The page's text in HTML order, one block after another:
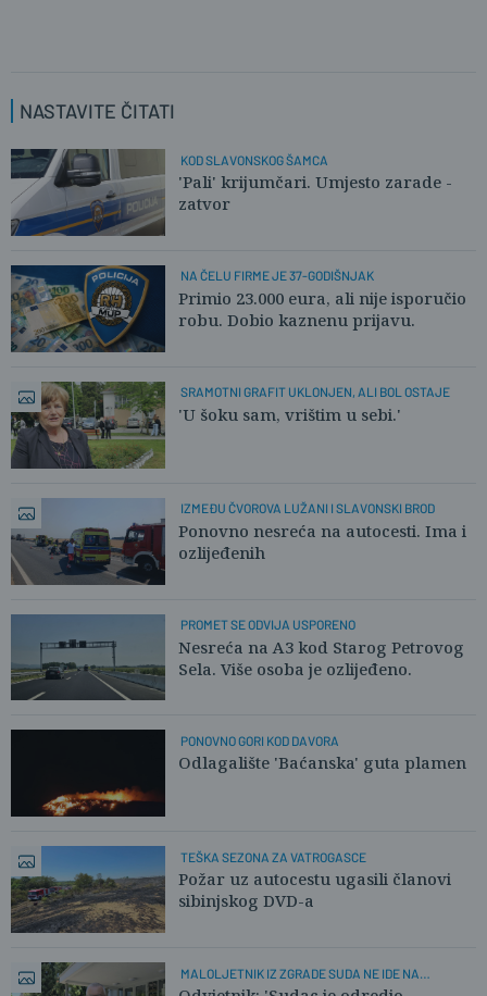
NASTAVITE ČITATI
KOD SLAVONSKOG ŠAMCA
'Pali' krijumčari. Umjesto zarade -
zatvor
NA ČELU FIRME JE 37-GODIŠNJAK
Primio 23.000 eura, ali nije isporučio
robu. Dobio kaznenu prijavu.
SRAMOTNI GRAFIT UKLONJEN, ALI BOL OSTAJE
'U šoku sam, vrištim u sebi.'
IZMEĐU ČVOROVA LUŽANI I SLAVONSKI BROD
Ponovno nesreća na autocesti. Ima i
ozlijeđenih
PROMET SE ODVIJA USPORENO
Nesreća na A3 kod Starog Petrovog
Sela. Više osoba je ozlijeđeno.
PONOVNO GORI KOD DAVORA
Odlagalište 'Baćanska' guta plamen
TEŠKA SEZONA ZA VATROGASCE
Požar uz autocestu ugasili članovi
sibinjskog DVD-a
MALOLJETNIK IZ ZGRADE SUDA NE IDE NA
SLOBODU